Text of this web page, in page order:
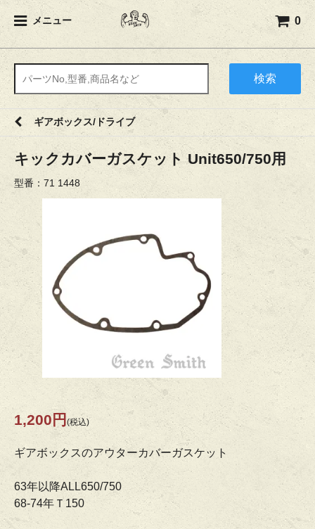
メニュー 0
検索
ギアボックス/ドライブ
キックカバーガスケット Unit650/750用
型番：71 1448
1,200円 (税込)
ギアボックスのアウターカバーガスケット
63年以降ALL650/750
68-74年Ｔ150